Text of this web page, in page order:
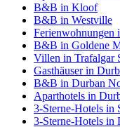
B&B in Kloof
B&B in Westville
Ferienwohnungen
B&B in Goldene
Villen in Trafalgar
Gasthäuser in
B&B in Durban
Aparthotels in
3-Sterne-Hotels in
3-Sterne-Hotels in